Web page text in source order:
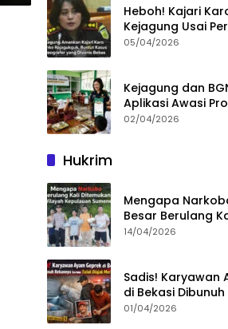
Heboh! Kajari
Kejagung Usai
Videografer
05/04/2026
Kejagung dan
Aplikasi Awasi
Begini Cara
02/04/2026
Hukrim
Mengapa
Besar Berulang
di Wilayah
14/04/2026
Sadis! Karyawan
di Bekasi
karena Tolak
01/04/2026